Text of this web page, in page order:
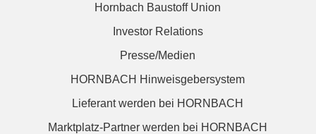
Hornbach Baustoff Union
Investor Relations
Presse/Medien
HORNBACH Hinweisgebersystem
Lieferant werden bei HORNBACH
Marktplatz-Partner werden bei HORNBACH